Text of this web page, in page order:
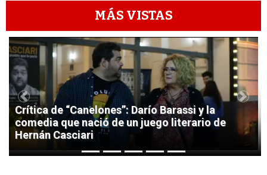
MÁS VISTAS
1
Crítica de “Canelones”: Darío Barassi y la
comedia que nació de un juego literario de
Hernán Casciari
Previous Next